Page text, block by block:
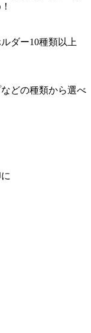
ダー10種類以上
どの種類から選べ